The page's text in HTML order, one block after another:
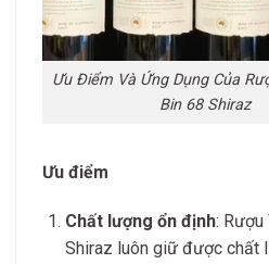
Ưu Điểm Và Ứng Dụng Của
Bin 68 Shiraz
Ưu điểm
Chất lượng ổn định: Rượu
Shiraz luôn giữ được chất